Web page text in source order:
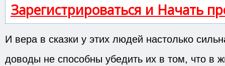
Зарегистрироваться и Начать
И вера в сказки у этих людей настолько
доводы не способны убедить их в том, что в